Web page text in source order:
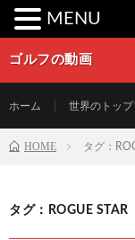
ゴルフの動画
ホーム 世界のトッ
HOME タグ：
タグ：ROGUE STAR
MENU